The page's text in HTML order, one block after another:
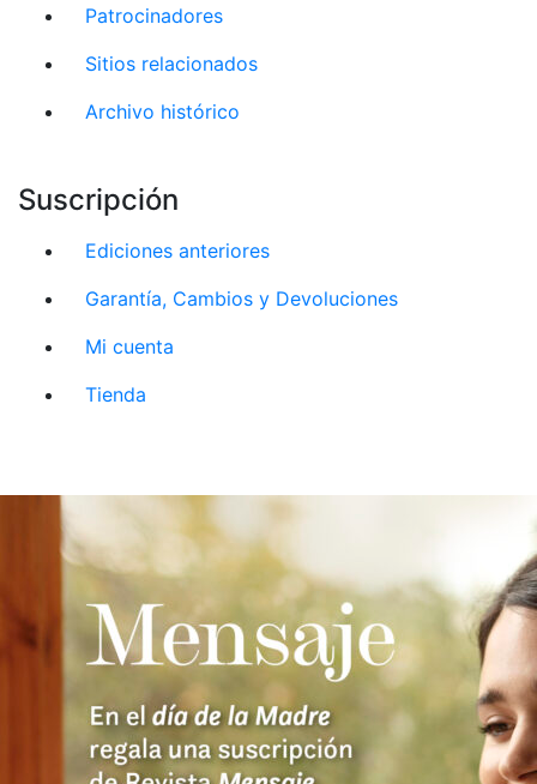
Patrocinadores
Sitios relacionados
Archivo histórico
Suscripción
Ediciones anteriores
Garantía, Cambios y Devoluciones
Mi cuenta
Tienda